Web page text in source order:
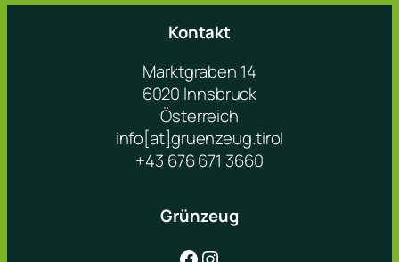
Kontakt
Marktgraben 14
6020 Innsbruck
Österreich
info[at]gruenzeug.tirol
+43 676 671 3660
Grünzeug